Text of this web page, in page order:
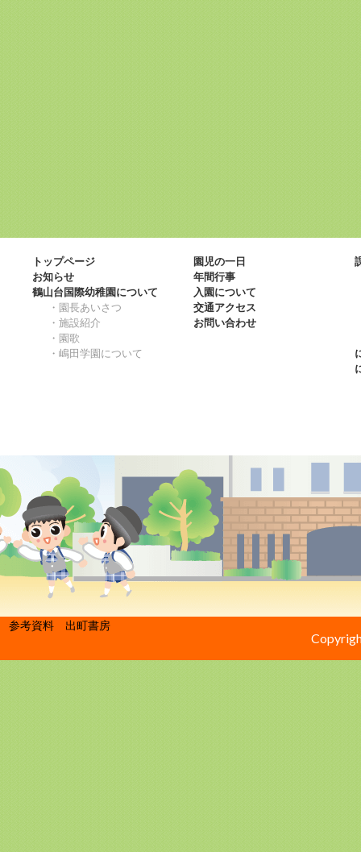
トップページ
お知らせ
鶴山台国際幼稚園について
・園長あいさつ
・施設紹介
・園歌
・嶋田学園について
園児の一日
年間行事
入園について
交通アクセス
お問い合わせ
参考資料 出町書房